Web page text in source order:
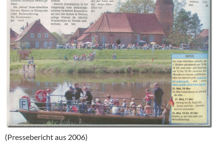
(Pressebericht aus 2006)